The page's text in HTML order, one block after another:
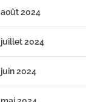
août 2024
juillet 2024
juin 2024